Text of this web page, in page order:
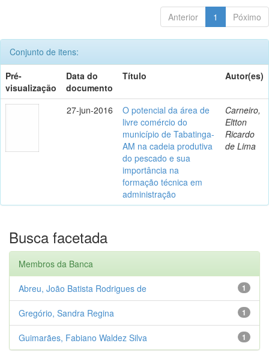
Anterior 1 Póximo
Conjunto de itens:
Pré-
visualização
Data do
documento
Título Autor(es)
27-jun-2016
O potencial da área de
livre comércio do
município de Tabatinga-
AM na cadeia produtiva
do pescado e sua
importância na
formação técnica em
administração
Carneiro,
Eltton
Ricardo
de Lima
Busca facetada
Membros da Banca
1
Abreu, João Batista Rodrigues de
1
Gregório, Sandra Regina
1
Guimarães, Fabiano Waldez Silva